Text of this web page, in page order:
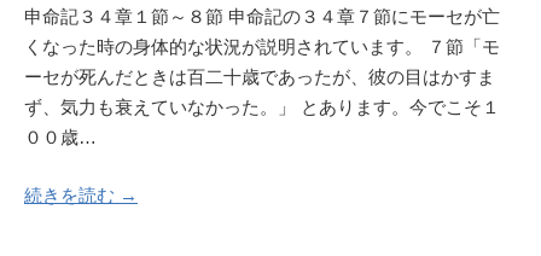
申命記３４章１節～８節 申命記の３４章７節にモーセが亡
くなった時の身体的な状況が説明されています。 ７節「モ
ーセが死んだときは百二十歳であったが、彼の目はかすま
ず、気力も衰えていなかった。」 とあります。今でこそ１
００歳…
続きを読む →